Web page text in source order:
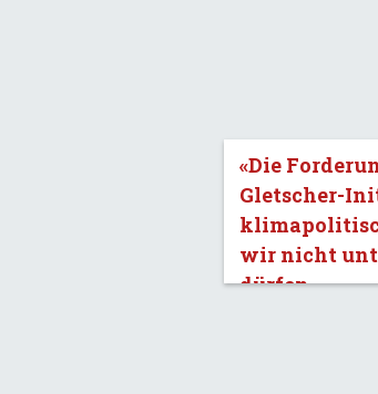
«Die
Gletscher-
wir nicht
dürfen.»